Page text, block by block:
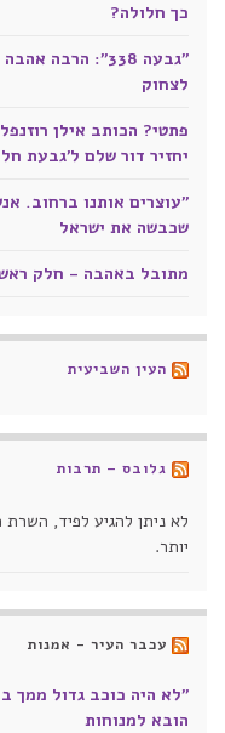
כך חלולה?
"גבעה 338":
לצחוק
יחזיר דור שלם ל'גבעת
"עוצרים אותנו ברחוב.
שכבשה את ישראל
מתובל באהבה - חלק
העין השביעית
גלובס – תרבות
לא ניתן להגיע לפיד,
יותר.
עכבר העיר - אמנות
"לא היה כוכב גדול ממך
הובא למנוחות